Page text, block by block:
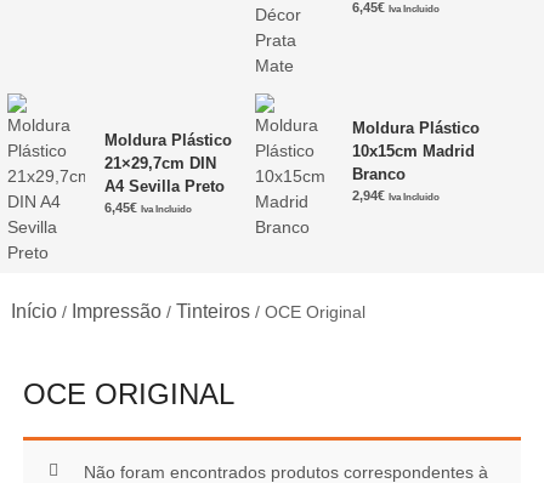
6,45€ Iva Incluido
Moldura Plástico
21×29,7cm DIN
A4 Sevilla Preto
6,45€ Iva Incluido
Moldura Plástico
10x15cm Madrid
Branco
2,94€ Iva Incluido
Início/ Impressão/ Tinteiros/ OCE Original
OCE ORIGINAL
Não foram encontrados produtos correspondentes à